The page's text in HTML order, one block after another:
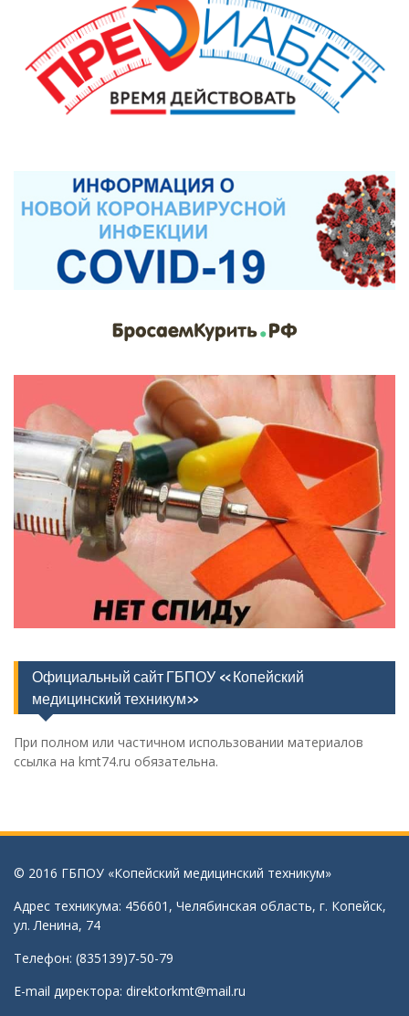
Официальный сайт ГБПОУ «Копейский
медицинский техникум»
При полном или частичном использовании материалов
ссылка на kmt74.ru обязательна.
© 2016 ГБПОУ «Копейский медицинский техникум»
Адрес техникума: 456601, Челябинская область, г. Копейск,
ул. Ленина, 74
Телефон: (835139)7-50-79
E-mail директора: direktorkmt@mail.ru